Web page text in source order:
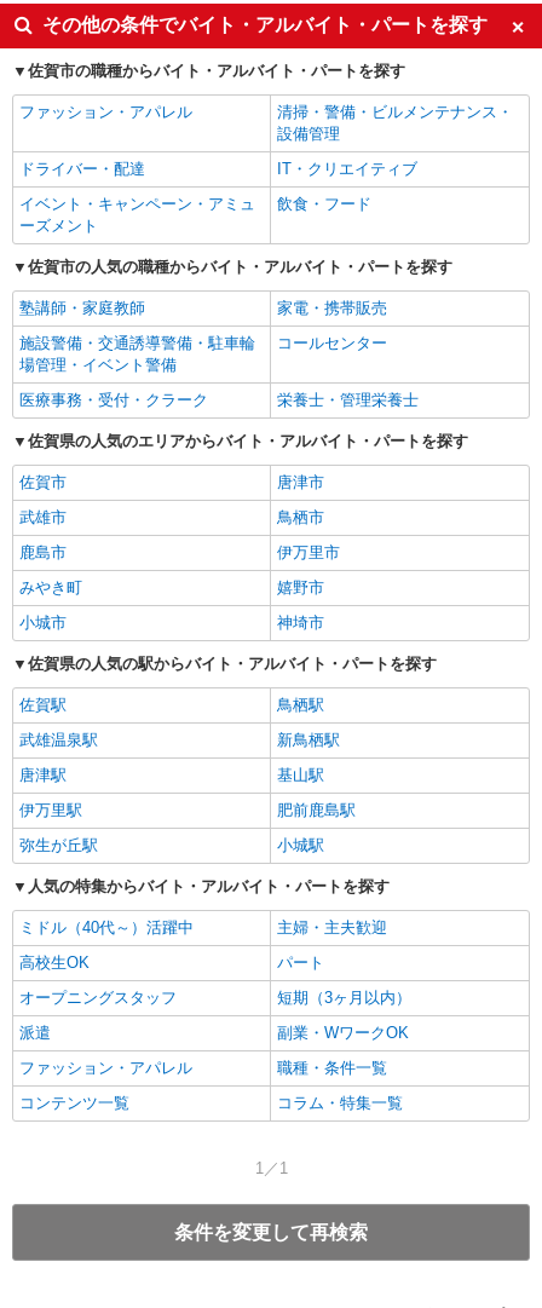
その他の条件でバイト・アルバイト・パートを探す
佐賀市の職種からバイト・アルバイト・パートを探す
ファッション・アパレル
清掃・警備・ビルメンテナンス・
設備管理
ドライバー・配達
IT・クリエイティブ
イベント・キャンペーン・アミュ
ーズメント
飲食・フード
佐賀市の人気の職種からバイト・アルバイト・パートを探す
塾講師・家庭教師
家電・携帯販売
施設警備・交通誘導警備・駐車輪
場管理・イベント警備
コールセンター
医療事務・受付・クラーク 栄養士・管理栄養士
佐賀県の人気のエリアからバイト・アルバイト・パートを探す
佐賀市
唐津市
武雄市
鳥栖市
鹿島市
伊万里市
みやき町
嬉野市
小城市
神埼市
佐賀県の人気の駅からバイト・アルバイト・パートを探す
佐賀駅
鳥栖駅
武雄温泉駅
新鳥栖駅
唐津駅
基山駅
伊万里駅
肥前鹿島駅
弥生が丘駅
小城駅
人気の特集からバイト・アルバイト・パートを探す
ミドル（40代～）活躍中
主婦・主夫歓迎
高校生OK
パート
オープニングスタッフ
短期（3ヶ月以内）
派遣
副業・WワークOK
ファッション・アパレル
職種・条件一覧
コンテンツ一覧
コラム・特集一覧
1／1
条件を変更して再検索